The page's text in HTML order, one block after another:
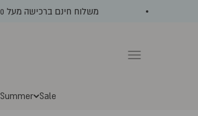
משלוח חינם ברכישה מעל 800 ש״ח
תפריט
Sale
Summer